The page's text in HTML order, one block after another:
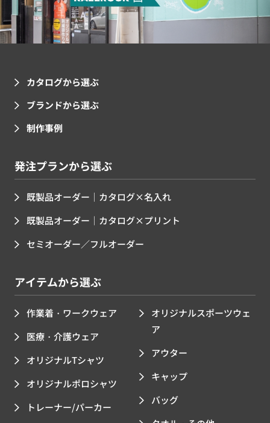
カタログから選ぶ
ブランドから選ぶ
制作事例
発注プランから選ぶ
既製品オーダー｜カタログ×名入れ
既製品オーダー｜カタログ×プリント
セミオーダー／フルオーダー
アイテムから選ぶ
作業着・ワークウェア
医療・介護ウェア
オリジナルTシャツ
オリジナルポロシャツ
トレーナー/パーカー
オリジナルスポーツウェ
ア
アウター
キャップ
バッグ